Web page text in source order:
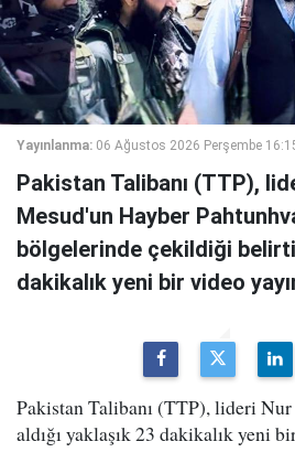
Yayınlanma: 06 Ağustos 2026 Perşembe
Pakistan Talibanı (TTP),
Mesud'un Hayber
bölgelerinde çekildiği
dakikalık yeni bir video
Pakistan Talibanı (TTP), lideri
aldığı yaklaşık 23 dakikalık yeni